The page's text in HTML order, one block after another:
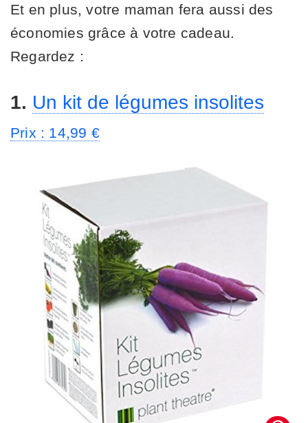
Et en plus, votre maman fera aussi des
économies grâce à votre cadeau.
Regardez :
1. Un kit de légumes insolites
Prix : 14,99 €